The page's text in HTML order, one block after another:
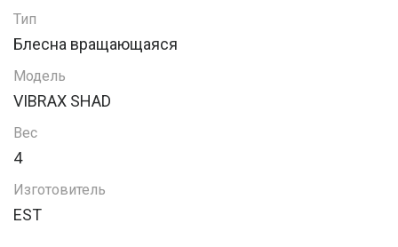
Тип
Блесна вращающаяся
Модель
VIBRAX SHAD
Вес
4
Изготовитель
EST